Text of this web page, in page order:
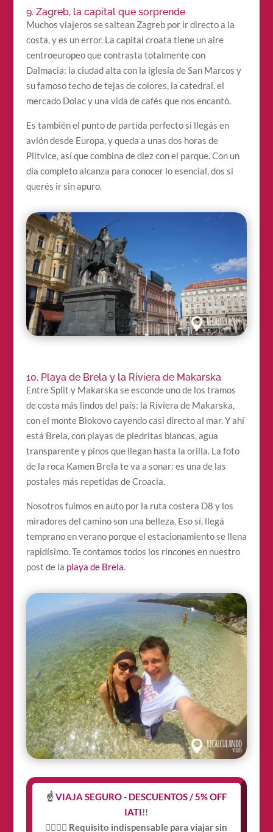
9. Zagreb, la capital que sorprende
Muchos viajeros se saltean Zagreb por ir directo a la
costa, y es un error. La capital croata tiene un aire
centroeuropeo que contrasta totalmente con
Dalmacia: la ciudad alta con la iglesia de San Marcos y
su famoso techo de tejas de colores, la catedral, el
mercado Dolac y una vida de cafés que nos encantó.
Es también el punto de partida perfecto si llegás en
avión desde Europa, y queda a unas dos horas de
Plitvice, así que combina de diez con el parque. Con un
día completo alcanza para conocer lo esencial, dos si
querés ir sin apuro.
10. Playa de Brela y la Riviera de Makarska
Entre Split y Makarska se esconde uno de los tramos
de costa más lindos del país: la Riviera de Makarska,
con el monte Biokovo cayendo casi directo al mar. Y ahí
está Brela, con playas de piedritas blancas, agua
transparente y pinos que llegan hasta la orilla. La foto
de la roca Kamen Brela te va a sonar: es una de las
postales más repetidas de Croacia.
Nosotros fuimos en auto por la ruta costera D8 y los
miradores del camino son una belleza. Eso sí, llegá
temprano en verano porque el estacionamiento se llena
rapidísimo. Te contamos todos los rincones en nuestro
post de la playa de Brela.
☝️VIAJA SEGURO - DESCUENTOS / 5% OFF
IATI!!
👩‍⚕️👨‍⚕️ Requisito indispensable para viajar sin